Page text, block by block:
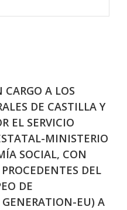
A LOS
DE CASTILLA Y
EL SERVICIO
MINISTERIO
SOCIAL, CON
DEL
DE
EU) A